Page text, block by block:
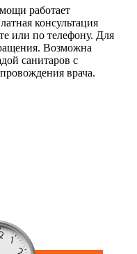
работает
консультация
или по телефону. Для
Возможна
санитаров с
врача.